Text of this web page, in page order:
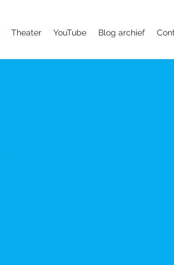
Theater YouTube Blog archief